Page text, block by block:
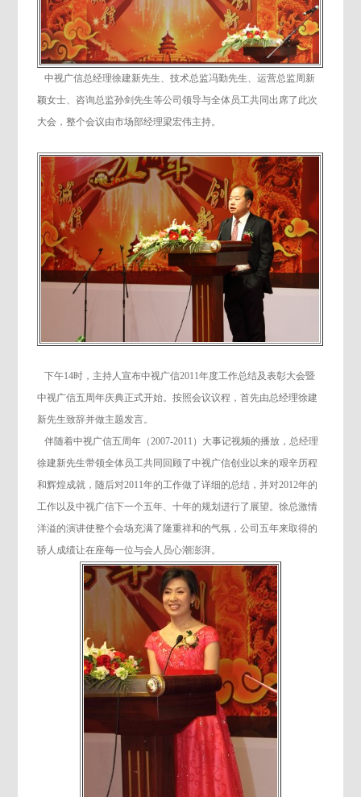
中视广信总经理徐建新先生、技术总监冯勤先生、运营总监周新
颖女士、咨询总监孙剑先生等公司领导与全体员工共同出席了此次
大会，整个会议由市场部经理梁宏伟主持。
下午14时，主持人宣布中视广信2011年度工作总结及表彰大会暨
中视广信五周年庆典正式开始。按照会议议程，首先由总经理徐建
新先生致辞并做主题发言。
伴随着中视广信五周年（2007-2011）大事记视频的播放，总经理
徐建新先生带领全体员工共同回顾了中视广信创业以来的艰辛历程
和辉煌成就，随后对2011年的工作做了详细的总结，并对2012年的
工作以及中视广信下一个五年、十年的规划进行了展望。徐总激情
洋溢的演讲使整个会场充满了隆重祥和的气氛，公司五年来取得的
骄人成绩让在座每一位与会人员心潮澎湃。